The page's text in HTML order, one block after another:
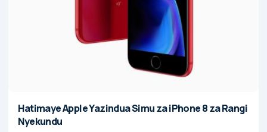
Hatimaye Apple Yazindua Simu za iPhone 8 za Rangi
Nyekundu